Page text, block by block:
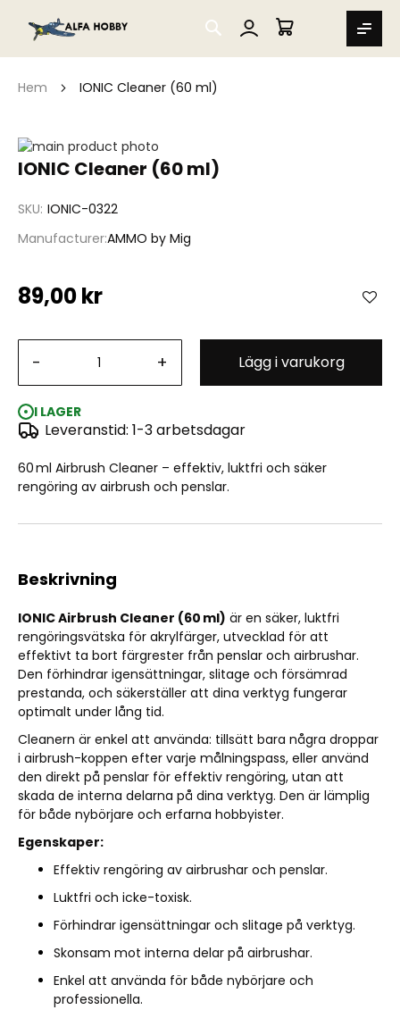
SEARCH
MIN VARUKORG
Hem IONIC Cleaner (60 ml)
IONIC Cleaner (60 ml)
SKU IONIC-0322
ManufacturerAMMO by Mig
89,00 kr
- + Lägg i varukorg
I LAGER
Leveranstid: 1-3 arbetsdagar
60 ml Airbrush Cleaner – effektiv, luktfri och säker
rengöring av airbrush och penslar.
Hoppa
till
bildgalleriet
IONIC Cleaner (60 ml)
Hoppa
av
bildgalleriet
Beskrivning
IONIC Airbrush Cleaner (60 ml) är en säker, luktfri
rengöringsvätska för akrylfärger, utvecklad för att
effektivt ta bort färgrester från penslar och airbrushar.
Den förhindrar igensättningar, slitage och försämrad
prestanda, och säkerställer att dina verktyg fungerar
optimalt under lång tid.
Cleanern är enkel att använda: tillsätt bara några droppar
i airbrush-koppen efter varje målningspass, eller använd
den direkt på penslar för effektiv rengöring, utan att
skada de interna delarna på dina verktyg. Den är lämplig
för både nybörjare och erfarna hobbyister.
Egenskaper:
Effektiv rengöring av airbrushar och penslar.
Luktfri och icke-toxisk.
Förhindrar igensättningar och slitage på verktyg.
Skonsam mot interna delar på airbrushar.
Enkel att använda för både nybörjare och
professionella.